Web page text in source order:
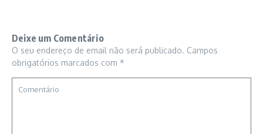
Deixe um Comentário
O seu endereço de email não será publicado. Campos
obrigatórios marcados com *